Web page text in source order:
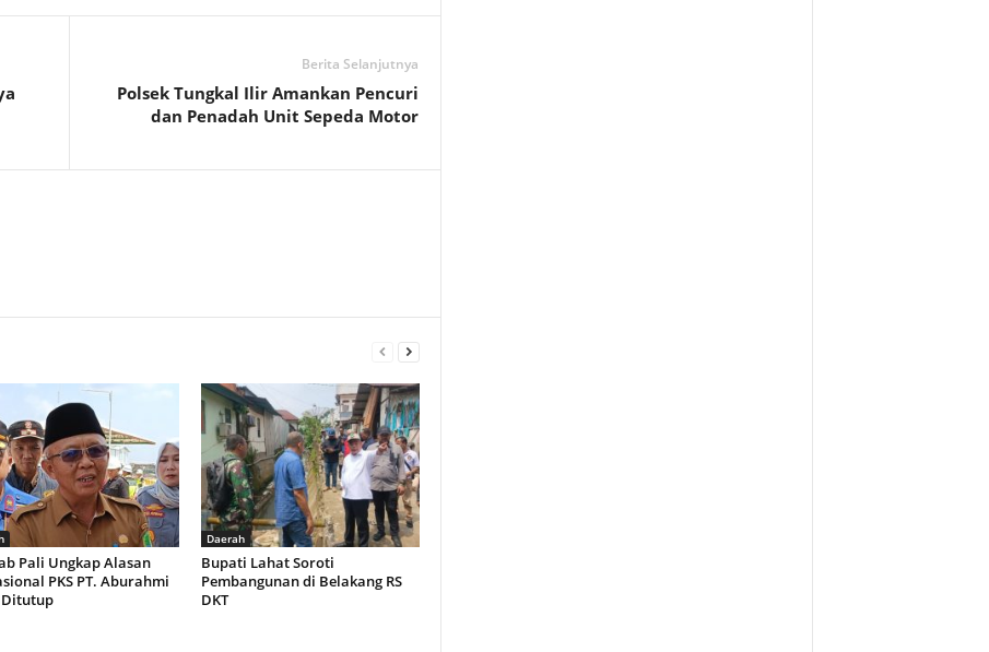
Berita Selanjutnya
Polsek Tungkal Ilir Amankan Pencuri
dan Penadah Unit Sepeda Motor
Pali Ungkap Alasan
PKS PT. Aburahmi
Daerah
Bupati Lahat Soroti
Pembangunan di Belakang RS
DKT